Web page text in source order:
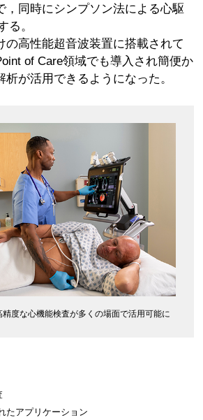
，同時にシンプソン法による心駆
る。
の高性能超音波装置に搭載されて
of Care領域でも導入され簡便か
が活用できるようになった。
度な心機能検査が多くの場面で活用可能に
たアプリケーション